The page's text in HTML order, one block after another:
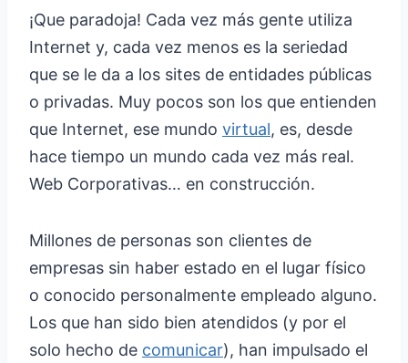
¡Que paradoja! Cada vez más gente utiliza
Internet y, cada vez menos es la seriedad
que se le da a los sites de entidades públicas
o privadas. Muy pocos son los que entienden
que Internet, ese mundo virtual, es, desde
hace tiempo un mundo cada vez más real.
Web Corporativas… en construcción.
Millones de personas son clientes de
empresas sin haber estado en el lugar físico
o conocido personalmente empleado alguno.
Los que han sido bien atendidos (y por el
solo hecho de comunicar), han impulsado el